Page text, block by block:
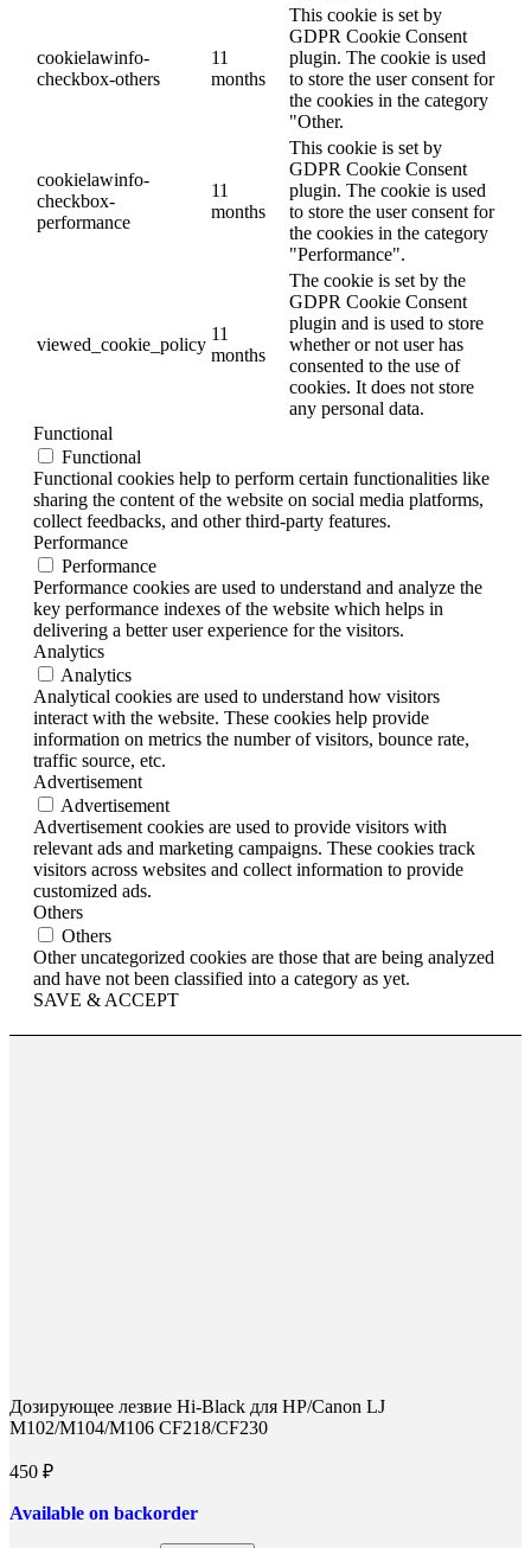
cookielawinfo-
checkbox-others
11
months
This cookie is set by
GDPR Cookie Consent
plugin. The cookie is used
to store the user consent for
the cookies in the category
"Other.
cookielawinfo-
checkbox-
performance
11
months
This cookie is set by
GDPR Cookie Consent
plugin. The cookie is used
to store the user consent for
the cookies in the category
"Performance".
viewed_cookie_policy
11
months
The cookie is set by the
GDPR Cookie Consent
plugin and is used to store
whether or not user has
consented to the use of
cookies. It does not store
any personal data.
Functional
Functional
Functional cookies help to perform certain functionalities like
sharing the content of the website on social media platforms,
collect feedbacks, and other third-party features.
Performance
Performance
Performance cookies are used to understand and analyze the
key performance indexes of the website which helps in
delivering a better user experience for the visitors.
Analytics
Analytics
Analytical cookies are used to understand how visitors
interact with the website. These cookies help provide
information on metrics the number of visitors, bounce rate,
traffic source, etc.
Advertisement
Advertisement
Advertisement cookies are used to provide visitors with
relevant ads and marketing campaigns. These cookies track
visitors across websites and collect information to provide
customized ads.
Others
Others
Other uncategorized cookies are those that are being analyzed
and have not been classified into a category as yet.
SAVE & ACCEPT
Дозирующее лезвие Hi-Black для HP/Canon LJ
M102/M104/M106 CF218/CF230
450 ₽
Available on backorder